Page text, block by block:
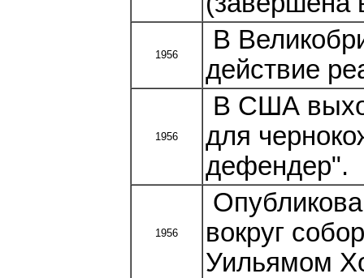
1956
В
действие
1956
В США
для
дефендер".
1956
вокруг
Уильямом